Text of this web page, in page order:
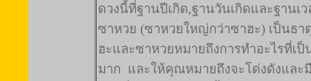
ดวงนี้ที่ฐานปีเกิด,ฐานวันเกิดและฐานเ
ซาหวย (ซาหวยใหญ่กว่าซาฮะ) เป็นธ
ฮะและซาหวยหมายถึงการทำอะไรที่เ
มาก และให้คุณหมายถึงจะโด่งดังและ